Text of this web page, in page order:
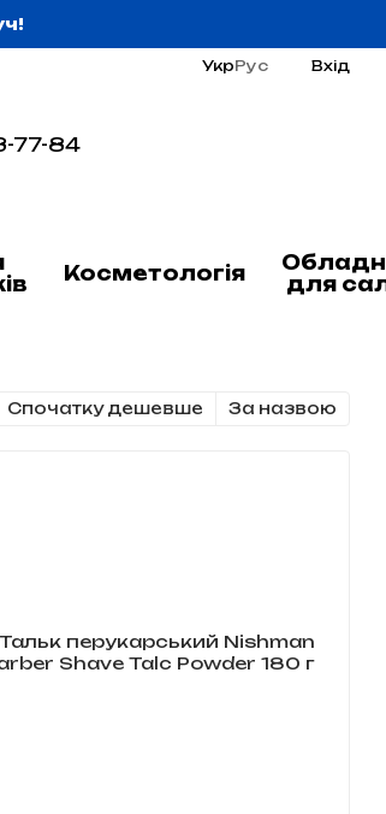
УкрРус Вхід
77-84
Косметологія
для
Cпочатку дешевше За назвою